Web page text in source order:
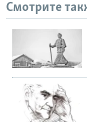
Смотрите